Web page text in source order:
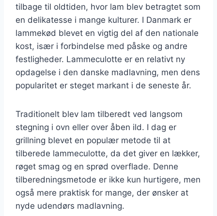
tilbage til oldtiden, hvor lam blev betragtet som
en delikatesse i mange kulturer. I Danmark er
lammekød blevet en vigtig del af den nationale
kost, især i forbindelse med påske og andre
festligheder. Lammeculotte er en relativt ny
opdagelse i den danske madlavning, men dens
popularitet er steget markant i de seneste år.
Traditionelt blev lam tilberedt ved langsom
stegning i ovn eller over åben ild. I dag er
grillning blevet en populær metode til at
tilberede lammeculotte, da det giver en lækker,
røget smag og en sprød overflade. Denne
tilberedningsmetode er ikke kun hurtigere, men
også mere praktisk for mange, der ønsker at
nyde udendørs madlavning.